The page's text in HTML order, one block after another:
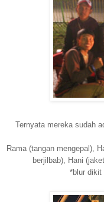
Ternyata mereka sudah
Rama (tangan mengepal),
berjilbab), Hani
*blur dikit